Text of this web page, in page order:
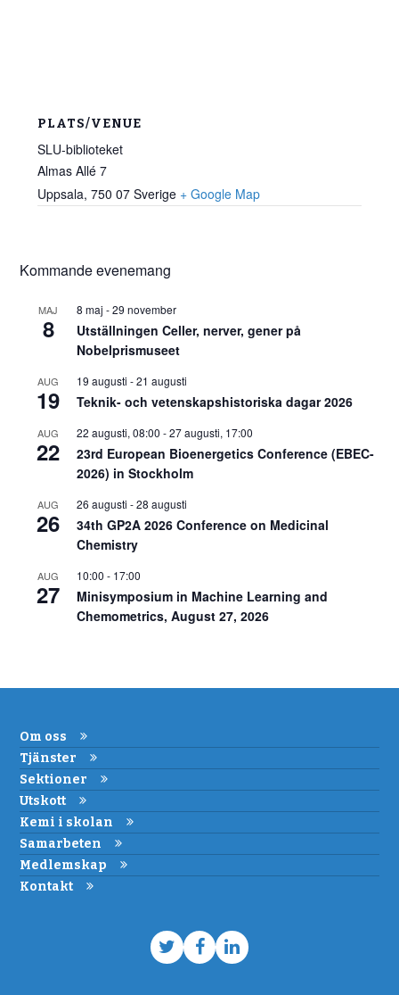
PLATS/VENUE
SLU-biblioteket
Almas Allé 7
Uppsala, 750 07 Sverige + Google Map
Kommande evenemang
MAJ
8
8 maj -29 november
Utställningen Celler, nerver, gener på
Nobelprismuseet
AUG
19
19 augusti -21 augusti
Teknik- och vetenskapshistoriska dagar 2026
AUG
22
22 augusti, 08:00 -27 augusti, 17:00
23rd European Bioenergetics Conference (EBEC-
2026) in Stockholm
AUG
26
26 augusti -28 augusti
34th GP2A 2026 Conference on Medicinal
Chemistry
AUG
27
10:00 - 17:00
Minisymposium in Machine Learning and
Chemometrics, August 27, 2026
Om oss
Tjänster
Sektioner
Utskott
Kemi i skolan
Samarbeten
Medlemskap
Kontakt
TwitterFacebook
LinkedIn